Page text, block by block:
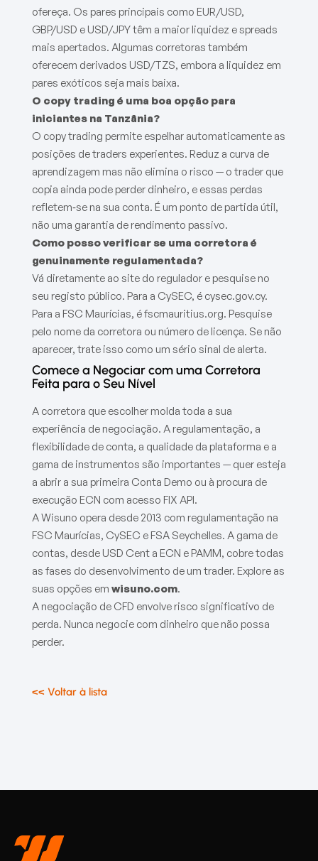
ofereça. Os pares principais como EUR/USD,
GBP/USD e USD/JPY têm a maior liquidez e spreads
mais apertados. Algumas corretoras também
oferecem derivados USD/TZS, embora a liquidez em
pares exóticos seja mais baixa.
O copy trading é uma boa opção para
iniciantes na Tanzânia?
O copy trading permite espelhar automaticamente as
posições de traders experientes. Reduz a curva de
aprendizagem mas não elimina o risco — o trader que
copia ainda pode perder dinheiro, e essas perdas
refletem‑se na sua conta. É um ponto de partida útil,
não uma garantia de rendimento passivo.
Como posso verificar se uma corretora é
genuinamente regulamentada?
Vá diretamente ao site do regulador e pesquise no
seu registo público. Para a CySEC, é cysec.gov.cy.
Para a FSC Maurícias, é fscmauritius.org. Pesquise
pelo nome da corretora ou número de licença. Se não
aparecer, trate isso como um sério sinal de alerta.
Comece a Negociar com uma Corretora
Feita para o Seu Nível
A corretora que escolher molda toda a sua
experiência de negociação. A regulamentação, a
flexibilidade de conta, a qualidade da plataforma e a
gama de instrumentos são importantes — quer esteja
a abrir a sua primeira Conta Demo ou à procura de
execução ECN com acesso FIX API.
A Wisuno opera desde 2013 com regulamentação na
FSC Maurícias, CySEC e FSA Seychelles. A gama de
contas, desde USD Cent a ECN e PAMM, cobre todas
as fases do desenvolvimento de um trader. Explore as
suas opções em wisuno.com.
A negociação de CFD envolve risco significativo de
perda. Nunca negocie com dinheiro que não possa
perder.
<< Voltar à lista